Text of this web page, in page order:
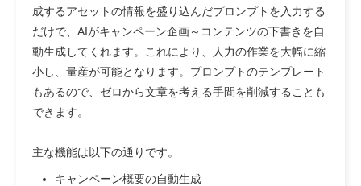
成するアセットの情報を盛り込んだプロンプトを入力する
だけで、AIがキャンペーン企画～コンテンツの下書きを自
動生成してくれます。これにより、人力の作業を大幅に縮
小し、量産が可能となります。プロンプトのテンプレート
もあるので、ゼロから文章を考える手間を削減することも
できます。
主な機能は以下の通りです。
キャンペーン概要の自動生成